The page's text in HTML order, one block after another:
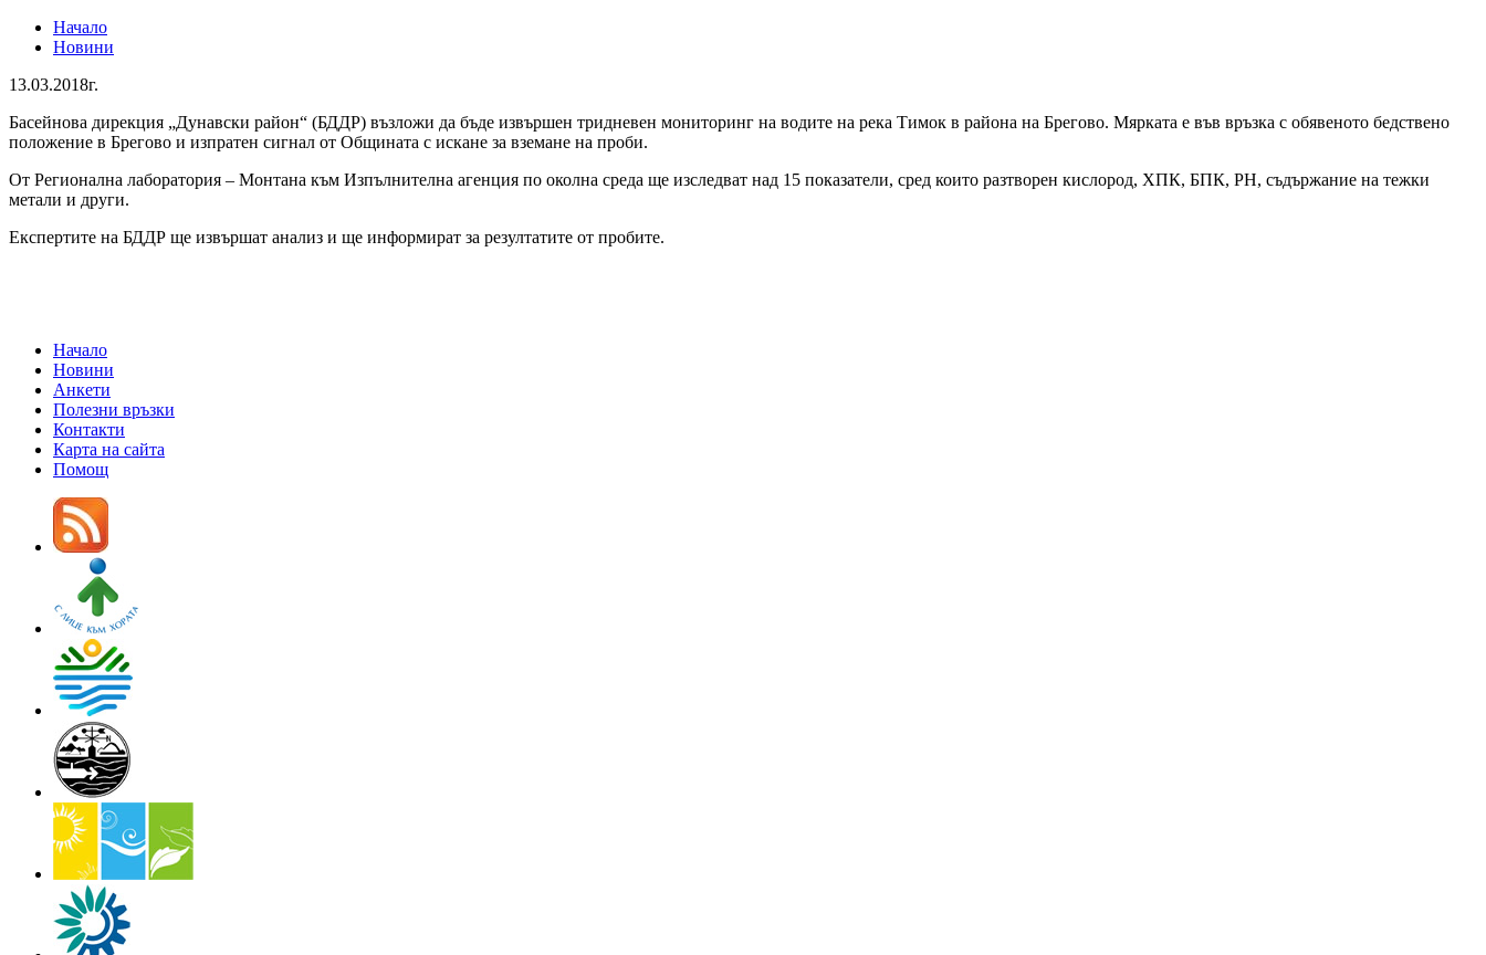
Начало
Новини
13.03.2018г.
Басейнова дирекция „Дунавски район“ (БДДР) възложи да бъде извършен тридневен мониторинг на водите на река Тимок в района на Брегово. Мярката е във връзка с обявеното бедствено
положение в Брегово и изпратен сигнал от Общината с искане за вземане на проби.
От Регионална лаборатория – Монтана към Изпълнителна агенция по околна среда ще изследват над 15 показатели, сред които разтворен кислород, ХПК, БПК, PH, съдържание на тежки
метали и други.
Експертите на БДДР ще извършат анализ и ще информират за резултатите от пробите.
Начало
Новини
Анкети
Полезни връзки
Контакти
Карта на сайта
Помощ